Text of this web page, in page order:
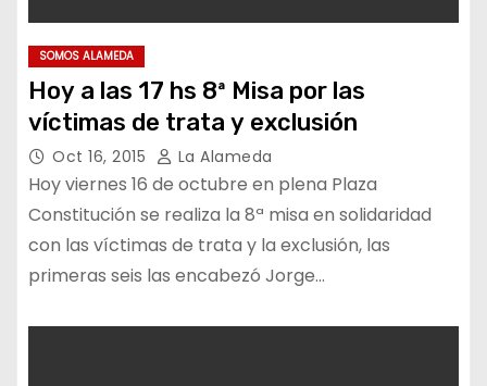
SOMOS ALAMEDA
Hoy a las 17 hs 8ª Misa por las
víctimas de trata y exclusión
Oct 16, 2015 La Alameda
Hoy viernes 16 de octubre en plena Plaza
Constitución se realiza la 8ª misa en solidaridad
con las víctimas de trata y la exclusión, las
primeras seis las encabezó Jorge…